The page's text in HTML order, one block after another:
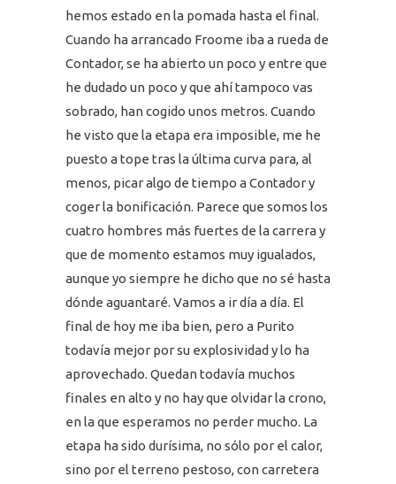
hemos estado en la pomada hasta el final.
Cuando ha arrancado Froome iba a rueda de
Contador, se ha abierto un poco y entre que
he dudado un poco y que ahí tampoco vas
sobrado, han cogido unos metros. Cuando
he visto que la etapa era imposible, me he
puesto a tope tras la última curva para, al
menos, picar algo de tiempo a Contador y
coger la bonificación. Parece que somos los
cuatro hombres más fuertes de la carrera y
que de momento estamos muy igualados,
aunque yo siempre he dicho que no sé hasta
dónde aguantaré. Vamos a ir día a día. El
final de hoy me iba bien, pero a Purito
todavía mejor por su explosividad y lo ha
aprovechado. Quedan todavía muchos
finales en alto y no hay que olvidar la crono,
en la que esperamos no perder mucho. La
etapa ha sido durísima, no sólo por el calor,
sino por el terreno pestoso, con carretera